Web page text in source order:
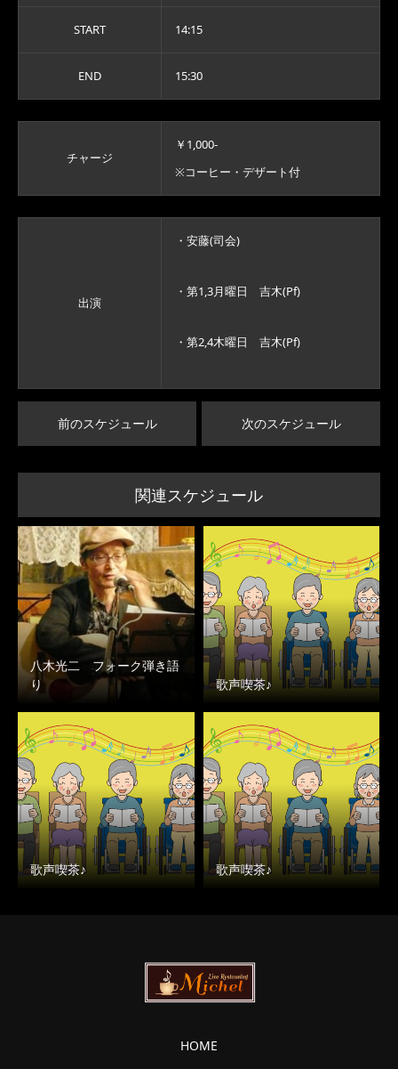
START 14:15
END 15:30
チャージ
￥1,000-
※コーヒー・デザート付
出演
・安藤(司会)
・第1,3月曜日 吉木(Pf)
・第2,4木曜日 吉木(Pf)
前のスケジュール 次のスケジュール
関連スケジュール
八木光二 フォーク弾き語
り
歌声喫茶♪
歌声喫茶♪ 歌声喫茶♪
HOME